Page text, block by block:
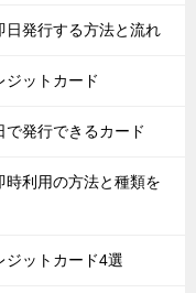
日発行する方法と流れ
ジットカード
発行できるカード
時利用の方法と種類を
ジットカード4選